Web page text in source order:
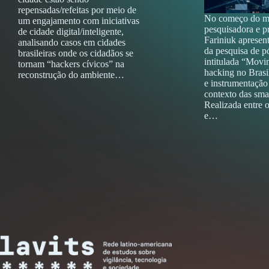
repensadas/refeitas por meio de
um engajamento com iniciativas
de cidade digital/inteligente,
analisando casos em cidades
brasileiras onde os cidadãos se
tornam “hackers cívicos” na
reconstrução do ambiente…
No começo do
pesquisadora e
Fariniuk
da pesquisa de
intitulada
hacking no
e
contexto das
Realizada entre
e…